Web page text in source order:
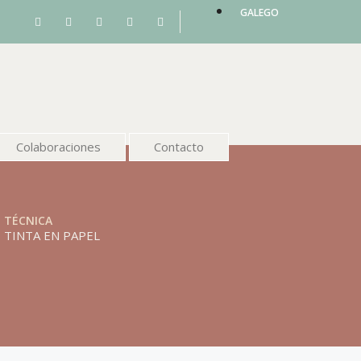
GALEGO
Colaboraciones Contacto
TÉCNICA
TINTA EN PAPEL